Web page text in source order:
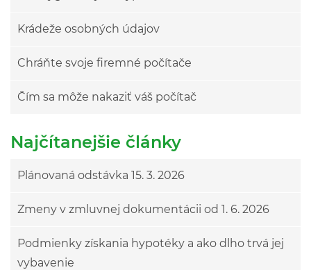
Krádeže osobných údajov
Chráňte svoje firemné počítače
Čím sa môže nakaziť váš počítač
Najčítanejšie články
Plánovaná odstávka 15. 3. 2026
Zmeny v zmluvnej dokumentácii od 1. 6. 2026
Podmienky získania hypotéky a ako dlho trvá jej
vybavenie